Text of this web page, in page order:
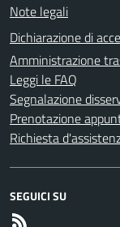
Note legali
Dichiarazione di
Amministrazione
Leggi le FAQ
Segnalazione
Prenotazione
Richiesta
SEGUICI SU